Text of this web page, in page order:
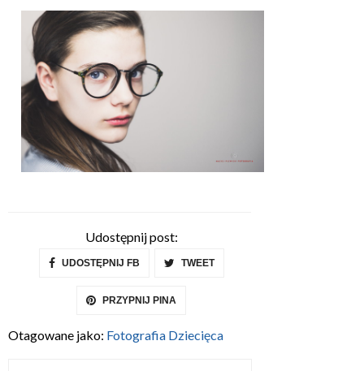
Udostępnij post:
UDOSTĘPNIJ FB TWEET
PRZYPNIJ PINA
Otagowane jako: Fotografia Dziecięca